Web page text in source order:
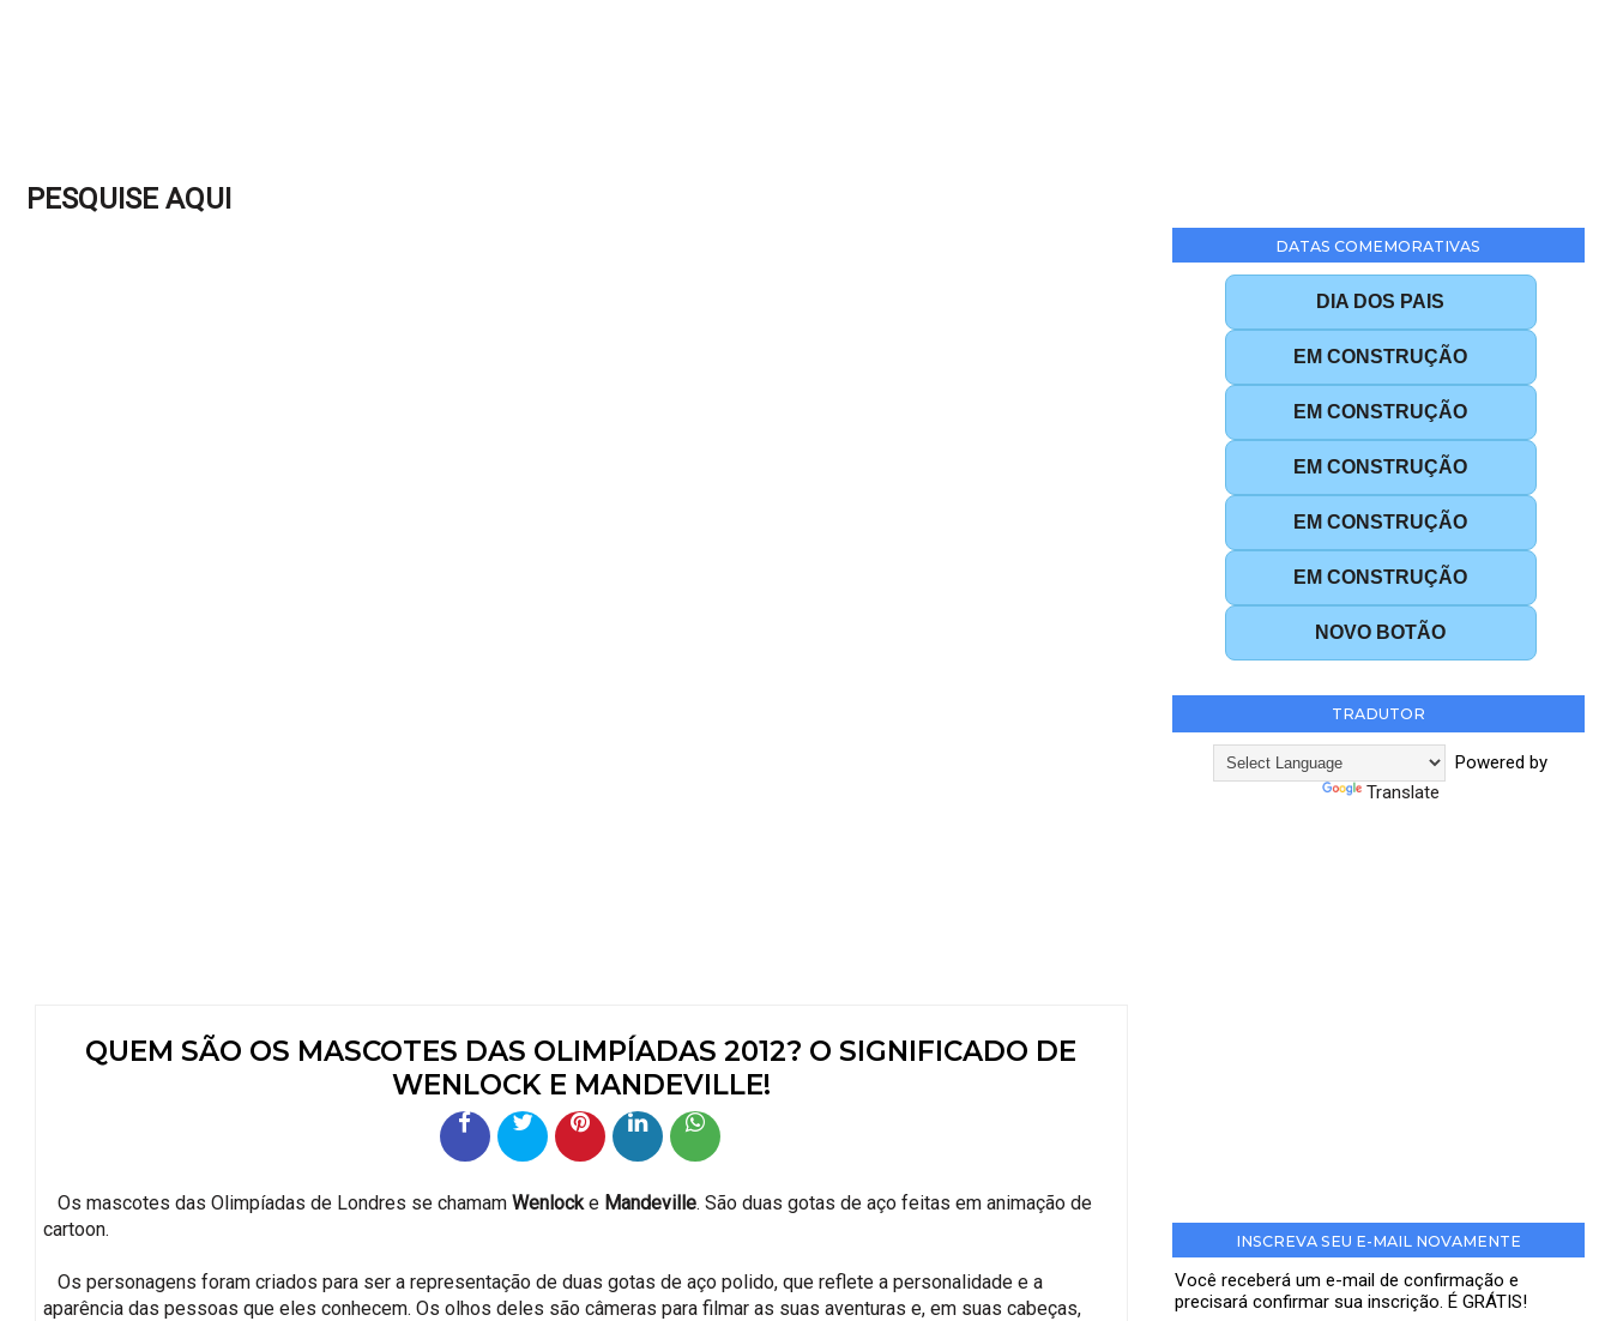
PESQUISE AQUI
QUEM SÃO OS MASCOTES DAS OLIMPÍADAS 2012? O SIGNIFICADO DE
WENLOCK E MANDEVILLE!
Os mascotes das Olimpíadas de Londres se chamam Wenlock e Mandeville. São duas gotas de aço feitas em animação de
cartoon.
Os personagens foram criados para ser a representação de duas gotas de aço polido, que reflete a personalidade e a
aparência das pessoas que eles conhecem. Os olhos deles são câmeras para filmar as suas aventuras e, em suas cabeças,
DATAS COMEMORATIVAS
DIA DOS PAIS
EM CONSTRUÇÃO
EM CONSTRUÇÃO
EM CONSTRUÇÃO
EM CONSTRUÇÃO
EM CONSTRUÇÃO
NOVO BOTÃO
TRADUTOR
Powered by
Translate
INSCREVA SEU E-MAIL NOVAMENTE
Você receberá um e-mail de confirmação e
precisará confirmar sua inscrição. É GRÁTIS!